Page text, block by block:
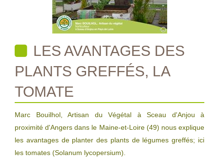
LES AVANTAGES DES
PLANTS GREFFÉS, LA
TOMATE
Marc Bouilhol, Artisan du Végétal à Sceau d'Anjou à
proximité d'Angers dans le Maine-et-Loire (49) nous explique
les avantages de planter des plants de légumes greffés; ici
les tomates (Solanum lycopersium).